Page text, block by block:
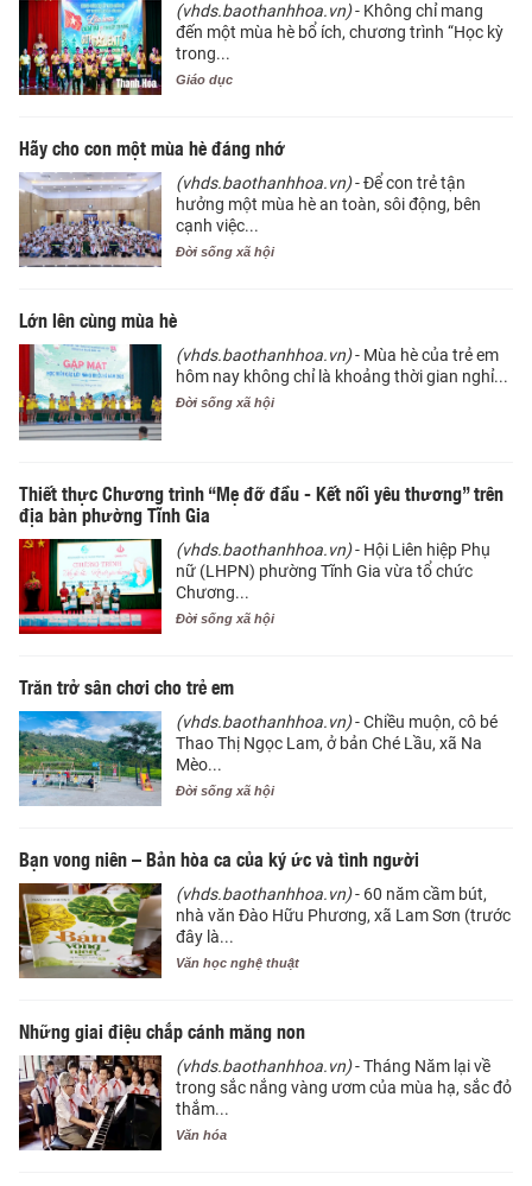
(vhds.baothanhhoa.vn)- Không chỉ mang
đến một mùa hè bổ ích, chương trình “Học kỳ
trong...
Giáo dục
Hãy cho con một mùa hè đáng nhớ
(vhds.baothanhhoa.vn)- Để con trẻ tận
hưởng một mùa hè an toàn, sôi động, bên
cạnh việc...
Đời sống xã hội
Lớn lên cùng mùa hè
(vhds.baothanhhoa.vn)- Mùa hè của trẻ em
hôm nay không chỉ là khoảng thời gian nghỉ...
Đời sống xã hội
Thiết thực Chương trình “Mẹ đỡ đầu - Kết nối yêu thương” trên
địa bàn phường Tĩnh Gia
(vhds.baothanhhoa.vn)- Hội Liên hiệp Phụ
nữ (LHPN) phường Tĩnh Gia vừa tổ chức
Chương...
Đời sống xã hội
Trăn trở sân chơi cho trẻ em
(vhds.baothanhhoa.vn)- Chiều muộn, cô bé
Thao Thị Ngọc Lam, ở bản Ché Lầu, xã Na
Mèo...
Đời sống xã hội
Bạn vong niên – Bản hòa ca của ký ức và tình người
(vhds.baothanhhoa.vn)- 60 năm cầm bút,
nhà văn Đào Hữu Phương, xã Lam Sơn (trước
đây là...
Văn học nghệ thuật
Những giai điệu chắp cánh măng non
(vhds.baothanhhoa.vn)- Tháng Năm lại về
trong sắc nắng vàng ươm của mùa hạ, sắc đỏ
thắm...
Văn hóa